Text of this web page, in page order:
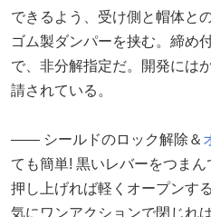
できるよう、受け側と帽体と
ゴム製ダンパーを挟む。締め
で、非分解指定だ。開発には
請されている。
―― シールドのロック解除＆
ても簡単! 黒いレバーをつま
押し上げれば軽くオープンす
気にワンアクションで閉じれ